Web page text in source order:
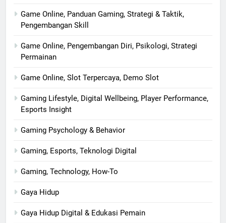
Game Online, Panduan Gaming, Strategi & Taktik,
Pengembangan Skill
Game Online, Pengembangan Diri, Psikologi, Strategi
Permainan
Game Online, Slot Terpercaya, Demo Slot
Gaming Lifestyle, Digital Wellbeing, Player Performance,
Esports Insight
Gaming Psychology & Behavior
Gaming, Esports, Teknologi Digital
Gaming, Technology, How-To
Gaya Hidup
Gaya Hidup Digital & Edukasi Pemain